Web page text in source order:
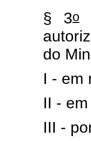
§ 3o
do
I - em
II -
III -